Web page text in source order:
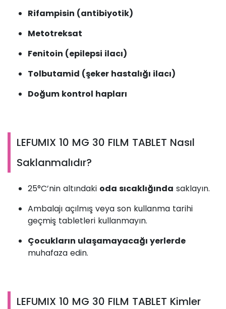
Rifampisin (antibiyotik)
Metotreksat
Fenitoin (epilepsi ilacı)
Tolbutamid (şeker hastalığı ilacı)
Doğum kontrol hapları
LEFUMIX 10 MG 30 FILM TABLET Nasıl
Saklanmalıdır?
25°C’nin altındaki oda sıcaklığında saklayın.
Ambalajı açılmış veya son kullanma tarihi
geçmiş tabletleri kullanmayın.
Çocukların ulaşamayacağı yerlerde
muhafaza edin.
LEFUMIX 10 MG 30 FILM TABLET Kimler